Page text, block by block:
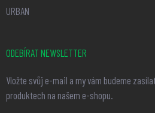
URBAN
ODEBÍRAT NEWSLETTER
Vložte svůj e-mail a my vám budeme
produktech na našem e-shopu.